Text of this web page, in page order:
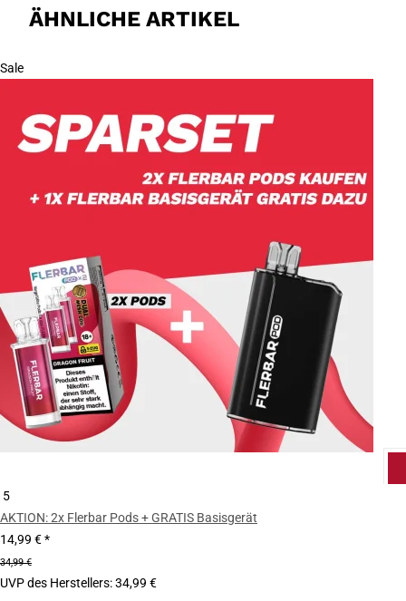
ÄHNLICHE ARTIKEL
Sale
5
AKTION: 2x Flerbar Pods + GRATIS Basisgerät
14,99 €*
34,99 €
UVP des Herstellers:34,99 €